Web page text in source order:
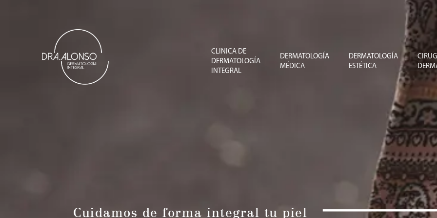
CLINICA DE
DERMATOLOGÍA
INTEGRAL
DERMATOLOGÍA
MÉDICA
DERMATOLOGÍA
ESTÉTICA
Cuidamos de forma integral tu piel